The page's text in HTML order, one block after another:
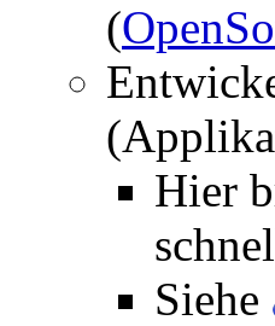
(
Hier
Siehe